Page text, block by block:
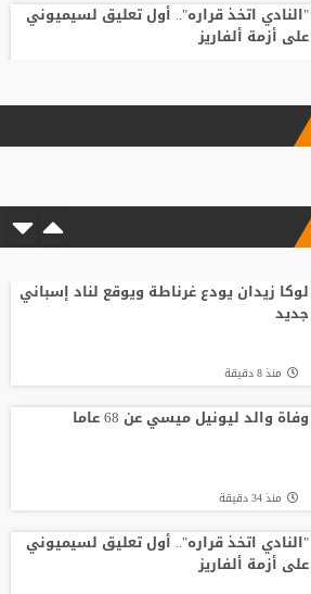
"النادي اتخذ قراره".. أول تعليق لسيميوني
على أزمة ألفاريز
وفاة والد ليونيل ميسي عن 68 عاما
لوكا زيدان يودع غرناطة ويوقع لناد إسباني
جديد
منذ 8 دقيقة
وفاة والد ليونيل ميسي عن 68 عاما
منذ 34 دقيقة
"النادي اتخذ قراره".. أول تعليق لسيميوني
على أزمة ألفاريز